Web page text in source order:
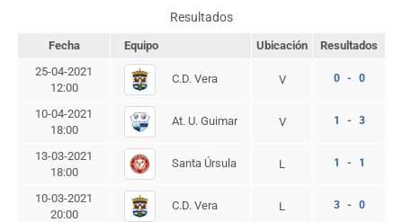
Resultados
Fecha Equipo Ubicación
Resultados
25-04-2021
12:00
C.D. Vera V 0 - 0
10-04-2021
18:00
At. U. Guimar V 1 - 3
13-03-2021
18:00
Santa Úrsula L 1 - 1
10-03-2021
20:00
C.D. Vera L 3 - 0